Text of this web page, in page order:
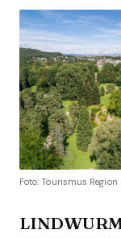
Foto: Tourismus